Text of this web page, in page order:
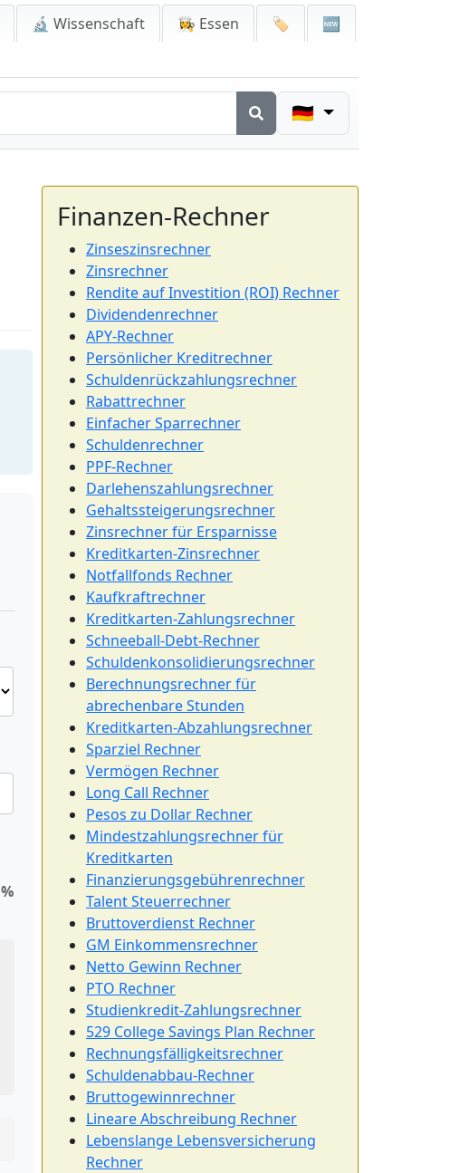
🔬 Wissenschaft 👩‍🍳 Essen 🏷️
🆕
🇩🇪
%
Finanzen-Rechner
Zinseszinsrechner
Zinsrechner
Rendite auf Investition (ROI) Rechner
Dividendenrechner
APY-Rechner
Persönlicher Kreditrechner
Schuldenrückzahlungsrechner
Rabattrechner
Einfacher Sparrechner
Schuldenrechner
PPF-Rechner
Darlehenszahlungsrechner
Gehaltssteigerungsrechner
Zinsrechner für Ersparnisse
Kreditkarten-Zinsrechner
Notfallfonds Rechner
Kaufkraftrechner
Kreditkarten-Zahlungsrechner
Schneeball-Debt-Rechner
Schuldenkonsolidierungsrechner
Berechnungsrechner für
abrechenbare Stunden
Kreditkarten-Abzahlungsrechner
Sparziel Rechner
Vermögen Rechner
Long Call Rechner
Pesos zu Dollar Rechner
Mindestzahlungsrechner für
Kreditkarten
Finanzierungsgebührenrechner
Talent Steuerrechner
Bruttoverdienst Rechner
GM Einkommensrechner
Netto Gewinn Rechner
PTO Rechner
Studienkredit-Zahlungsrechner
529 College Savings Plan Rechner
Rechnungsfälligkeitsrechner
Schuldenabbau-Rechner
Bruttogewinnrechner
Lineare Abschreibung Rechner
Lebenslange Lebensversicherung
Rechner